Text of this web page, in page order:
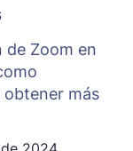
de Zoom en
obtener más